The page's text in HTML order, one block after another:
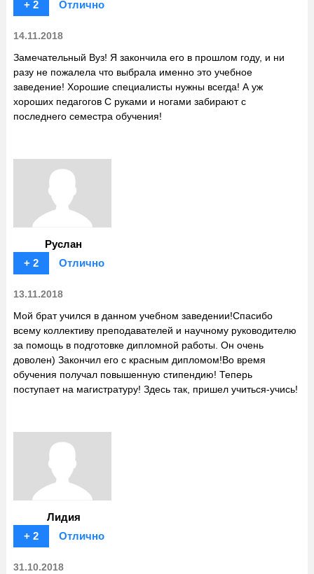
+ 2 Отлично
14.11.2018
Замечательный Вуз! Я закончила его в прошлом году, и ни
разу не пожалела что выбрала именно это учебное
заведение! Хорошие специалисты нужны всегда! А уж
хороших педагогов С руками и ногами забирают с
последнего семестра обучения!
Руслан
+ 2
Отлично
13.11.2018
Мой брат учился в данном учебном заведении!Спасибо
всему коллективу преподавателей и научному руководителю
за помощь в подготовке дипломной работы. Он очень
доволен) Закончил его с красным дипломом!Во время
обучения получал повышенную стипендию! Теперь
поступает на магистратуру! Здесь так, пришел учиться-учись!
Лидия
+ 2
Отлично
31.10.2018